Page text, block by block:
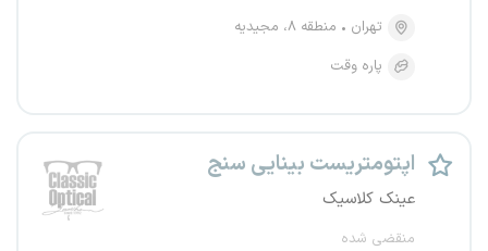
تهران
منطقه ۸، مجیدیه
پاره وقت
اپتومتریست بینایی سنج
عینک کلاسیک
منقضی شده